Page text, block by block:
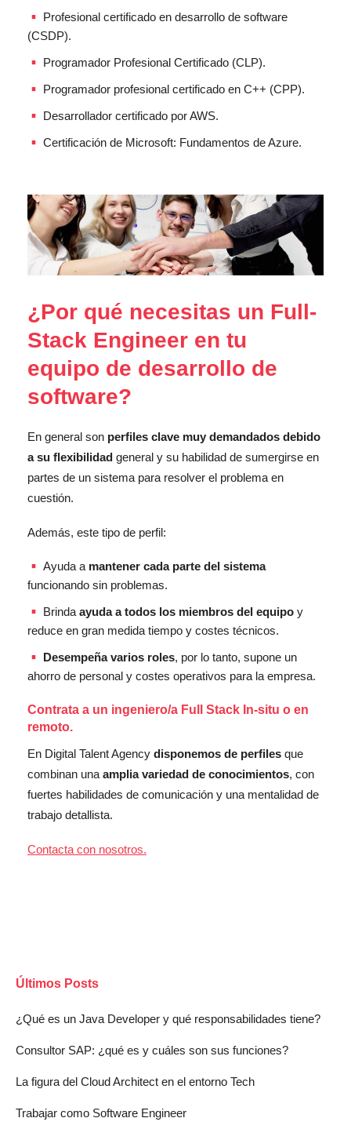
Profesional certificado en desarrollo de software
(CSDP).
Programador Profesional Certificado (CLP).
Programador profesional certificado en C++ (CPP).
Desarrollador certificado por AWS.
Certificación de Microsoft: Fundamentos de Azure.
¿Por qué necesitas un Full-
Stack Engineer en tu
equipo de desarrollo de
software?
En general son perfiles clave muy demandados debido
a su flexibilidad general y su habilidad de sumergirse en
partes de un sistema para resolver el problema en
cuestión.
Además, este tipo de perfil:
Ayuda a mantener cada parte del sistema
funcionando sin problemas.
Brinda ayuda a todos los miembros del equipo y
reduce en gran medida tiempo y costes técnicos.
Desempeña varios roles, por lo tanto, supone un
ahorro de personal y costes operativos para la empresa.
Contrata a un ingeniero/a Full Stack In-situ o en
remoto.
En Digital Talent Agency disponemos de perfiles que
combinan una amplia variedad de conocimientos, con
fuertes habilidades de comunicación y una mentalidad de
trabajo detallista.
Contacta con nosotros.
Últimos Posts
¿Qué es un Java Developer y qué responsabilidades tiene?
Consultor SAP: ¿qué es y cuáles son sus funciones?
La figura del Cloud Architect en el entorno Tech
Trabajar como Software Engineer